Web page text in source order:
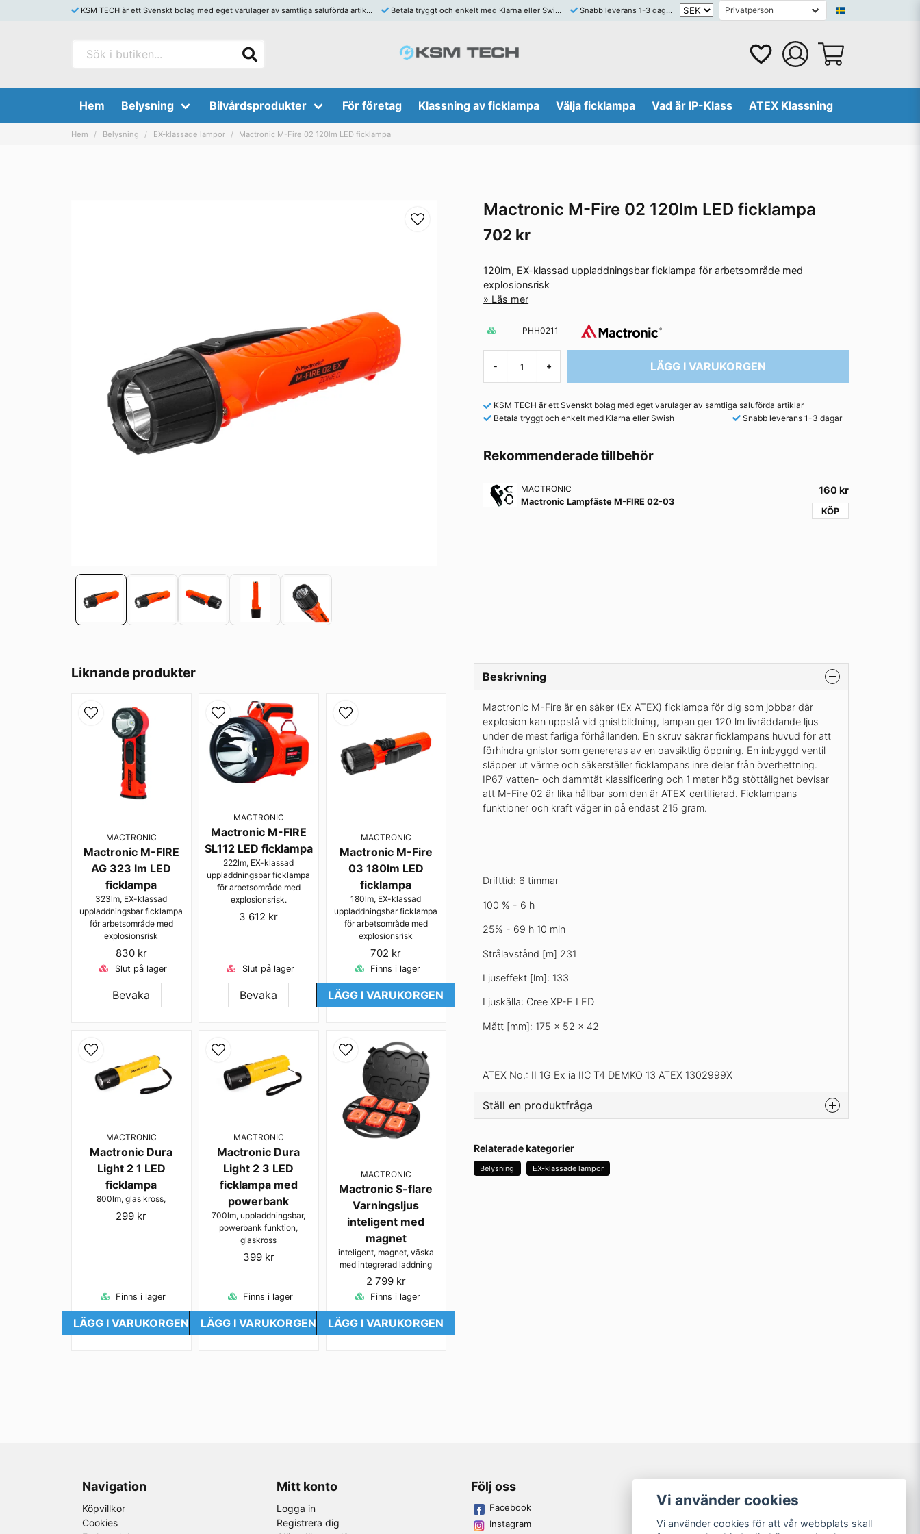
KSM TECH är ett Svenskt bolag med eget varulager av samtliga saluförda artiklar Betala tryggt och enkelt med Klarna eller Swish Snabb leverans 1-3 dagar
Hem Belysning Bilvårdsprodukter För företag Klassning av ficklampa Välja ficklampa Vad är IP-Klass ATEX Klassning
Hem Belysning EX-klassade lampor Mactronic M-Fire 02 120lm LED ficklampa
Mactronic M-Fire 02 120lm LED ficklampa
702 kr
120lm, EX-klassad uppladdningsbar ficklampa för arbetsområde med
explosionsrisk
Läs mer
PHH0211
- + LÄGG I VARUKORGEN
KSM TECH är ett Svenskt bolag med eget varulager av samtliga saluförda artiklar
Betala tryggt och enkelt med Klarna eller Swish
Snabb leverans 1-3 dagar
Rekommenderade tillbehör
MACTRONIC
Mactronic Lampfäste M-FIRE 02-03
160 kr
KÖP
Liknande produkter
MACTRONIC
Mactronic M-FIRE
AG 323 lm LED
ficklampa
323lm, EX-klassad
uppladdningsbar ficklampa
för arbetsområde med
explosionsrisk
830 kr
Slut på lager
Bevaka
MACTRONIC
Mactronic M-FIRE
SL112 LED ficklampa
222lm, EX-klassad
uppladdningsbar ficklampa
för arbetsområde med
explosionsrisk.
3 612 kr
Slut på lager
Bevaka
MACTRONIC
Mactronic M-Fire
03 180lm LED
ficklampa
180lm, EX-klassad
uppladdningsbar ficklampa
för arbetsområde med
explosionsrisk
702 kr
Finns i lager
LÄGG I VARUKORGEN
MACTRONIC
Mactronic Dura
Light 2 1 LED
ficklampa
800lm, glas kross,
299 kr
Finns i lager
LÄGG I VARUKORGEN
MACTRONIC
Mactronic Dura
Light 2 3 LED
ficklampa med
powerbank
700lm, uppladdningsbar,
powerbank funktion,
glaskross
399 kr
Finns i lager
LÄGG I VARUKORGEN
MACTRONIC
Mactronic S-flare
Varningsljus
inteligent med
magnet
inteligent, magnet, väska
med integrerad laddning
2 799 kr
Finns i lager
LÄGG I VARUKORGEN
Beskrivning
Mactronic M-Fire är en säker (Ex ATEX) ficklampa för dig som jobbar där
explosion kan uppstå vid gnistbildning, lampan ger 120 lm livräddande ljus
under de mest farliga förhållanden. En skruv säkrar ficklampans huvud för att
förhindra gnistor som genereras av en oavsiktlig öppning. En inbyggd ventil
släpper ut värme och säkerställer ficklampans inre delar från överhettning.
IP67 vatten- och dammtät klassificering och 1 meter hög stöttålighet bevisar
att M-Fire 02 är lika hållbar som den är ATEX-certifierad. Ficklampans
funktioner och kraft väger in på endast 215 gram.
Drifttid: 6 timmar
100 % - 6 h
25% - 69 h 10 min
Strålavstånd [m] 231
Ljuseffekt [lm]: 133
Ljuskälla: Cree XP-E LED
Mått [mm]: 175 × 52 × 42
ATEX No.: II 1G Ex ia IIC T4 DEMKO 13 ATEX 1302999X
Ställ en produktfråga
Fråga oss något om denna produkten...
Relaterade kategorier
Belysning EX-klassade lampor
Navigation
Köpvillkor
Cookies
Mitt konto
Logga in
Registrera dig
Följ oss
Facebook
Instagram
Vi använder cookies
Vi använder cookies för att vår webbplats skall